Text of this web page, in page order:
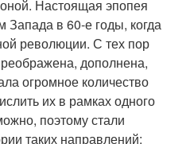
Настоящая эпопея
в 60-е годы, когда
революции. С тех пор
дополнена,
огромное количество
их в рамках одного
поэтому стали
таких направлений: